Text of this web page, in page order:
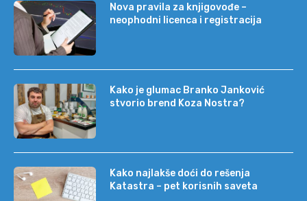
Nova pravila za knjigovođe –
neophodni licenca i registracija
Kako je glumac Branko Janković
stvorio brend Koza Nostra?
Kako najlakše doći do rešenja
Katastra – pet korisnih saveta